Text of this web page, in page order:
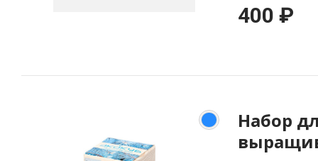
400 ₽
Набор